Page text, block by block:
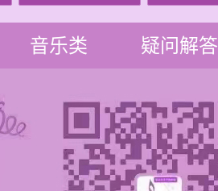
音乐类 疑问解答